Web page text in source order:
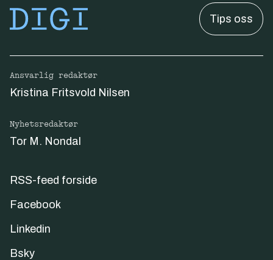
Tips oss
Ansvarlig redaktør
Kristina Fritsvold Nilsen
Nyhetsredaktør
Tor M. Nondal
RSS-feed forside
Facebook
Linkedin
Bsky